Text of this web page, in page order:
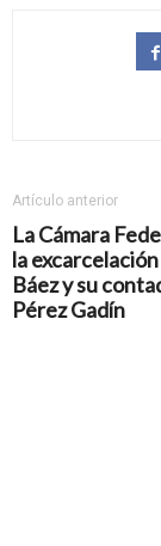
Artículo anterior
La Cámara
la
Báez y su
Pérez Gadín